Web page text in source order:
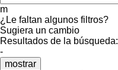
m
¿Le faltan algunos filtros?
Sugiera un cambio
Resultados de la búsqueda:
-
mostrar